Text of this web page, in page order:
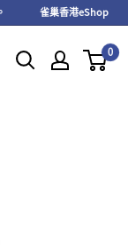
雀巢香港eShop 會
0